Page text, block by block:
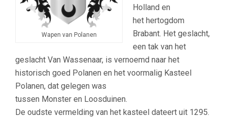
Wapen van Polanen
Holland en
het hertogdom
Brabant. Het geslacht,
een tak van het
geslacht Van Wassenaar, is vernoemd naar het
historisch goed Polanen en het voormalig Kasteel
Polanen, dat gelegen was
tussen Monster en Loosduinen.
De oudste vermelding van het kasteel dateert uit 1295.